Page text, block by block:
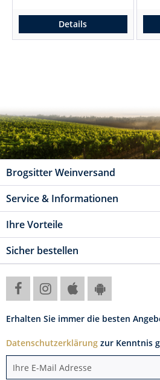
Details
Brogsitter Weinversand
Service & Informationen
Ihre Vorteile
Sicher bestellen
Erhalten Sie immer die besten
Datenschutzerklärung zur Kenntnis